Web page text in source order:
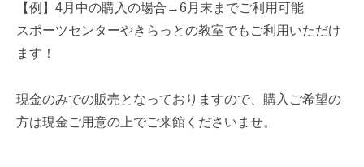
【例】4月中の購入の場合→6月末までご利用可能
スポーツセンターやきらっとの教室でもご利用いただけ
ます！
現金のみでの販売となっておりますので、購入ご希望の
方は現金ご用意の上でご来館くださいませ。